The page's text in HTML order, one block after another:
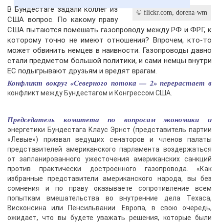
© flickr.com, dorena-wm
В Бундестаге задали коллег из
США вопрос. По какому праву
США пытаются помешать газопроводу между РФ и ФРГ, к
которому точно не имеют отношения? Впрочем, кто-то
может обвинить немцев в наивности. Газопроводы давно
стали предметом большой политики, и сами немцы внутри
ЕС подыгрывают друзьям и вредят врагам.
Конфликт вокруг «Северного потока — 2» перерастает в
конфликт между Бундестагом и Конгрессом США.
Председатель комитета по вопросам экономики и
энергетики Бундестага Клаус Эрнст (представитель партии
«Левые») призвал ведущих сенаторов и членов палаты
представителей американского парламента воздержаться
от запланированного ужесточения американских санкций
против практически достроенного газопровода. «Как
избранные представители американского народа, вы без
сомнения и по праву оказываете сопротивление всем
попыткам вмешательства во внутренние дела Техаса,
Висконсина или Пенсильвании. Европа, в свою очередь,
ожидает, что вы будете уважать решения, которые были